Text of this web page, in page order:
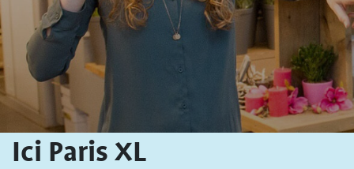
Ici Paris XL